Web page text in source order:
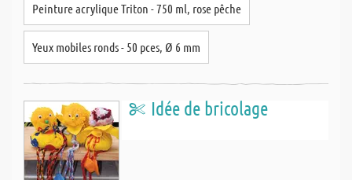
Peinture acrylique Triton - 750 ml, rose pêche
Yeux mobiles ronds - 50 pces, Ø 6 mm
Idée de bricolage